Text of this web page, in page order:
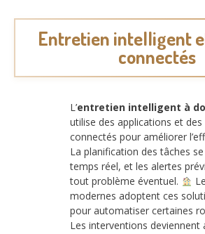
Entretien intelligent
connectés
L’entretien intelligent à
utilise des applications et des
connectés pour améliorer
La planification des tâches
temps réel, et les alertes
tout problème éventuel.
modernes adoptent ces
pour automatiser certaines
Les interventions deviennent